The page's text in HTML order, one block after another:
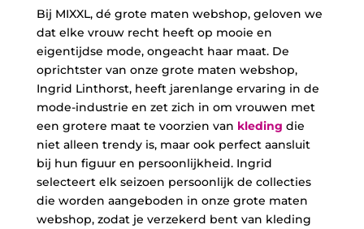
Bij MIXXL, dé grote maten webshop, geloven we
dat elke vrouw recht heeft op mooie en
eigentijdse mode, ongeacht haar maat. De
oprichtster van onze grote maten webshop,
Ingrid Linthorst, heeft jarenlange ervaring in de
mode-industrie en zet zich in om vrouwen met
een grotere maat te voorzien van kleding die
niet alleen trendy is, maar ook perfect aansluit
bij hun figuur en persoonlijkheid. Ingrid
selecteert elk seizoen persoonlijk de collecties
die worden aangeboden in onze grote maten
webshop, zodat je verzekerd bent van kleding